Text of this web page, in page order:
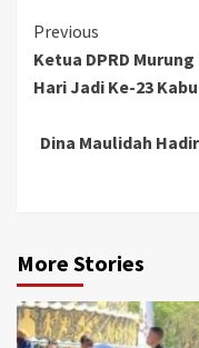
Continue
Reading
Previous
Ketua DPRD
Hari Jadi Ke-23
Dina Maulidah
More Stories